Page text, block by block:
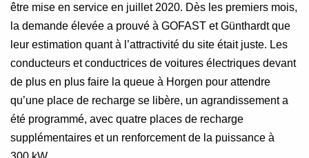
être mise en service en juillet 2020. Dès les premiers mois,
la demande élevée a prouvé à GOFAST et Günthardt que
leur estimation quant à l’attractivité du site était juste. Les
conducteurs et conductrices de voitures électriques devant
de plus en plus faire la queue à Horgen pour attendre
qu’une place de recharge se libère, un agrandissement a
été programmé, avec quatre places de recharge
supplémentaires et un renforcement de la puissance à